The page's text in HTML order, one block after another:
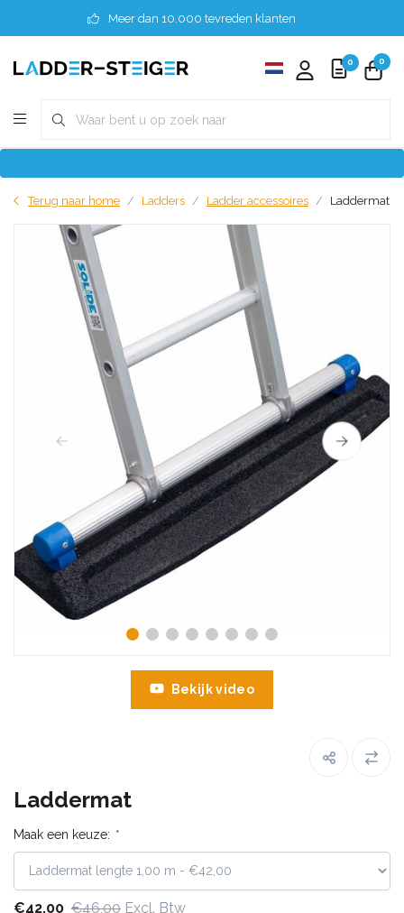
Meer dan 10.000 tevreden klanten
0 0
Terug naar home Ladders Ladder accessoires Laddermat
Bekijk video
Laddermat
Maak een keuze: *
€42,00 €46,00 Excl. Btw